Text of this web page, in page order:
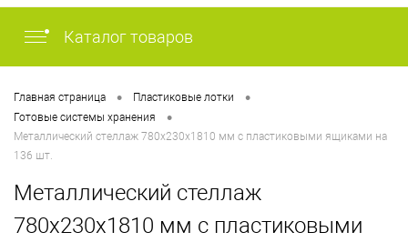
Каталог товаров
Главная страница • Пластиковые лотки •
Готовые системы хранения •
Металлический стеллаж 780х230х1810 мм с пластиковыми ящиками на
136 шт.
Металлический стеллаж
780х230х1810 мм с пластиковыми